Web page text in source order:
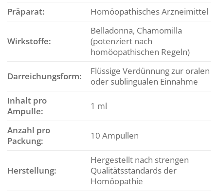
Präparat:
Homöopathisches Arzneimittel
Wirkstoffe:
Belladonna, Chamomilla
(potenziert nach
homöopathischen Regeln)
Darreichungsform:
Flüssige Verdünnung zur oralen
oder sublingualen Einnahme
Inhalt pro
Ampulle:
1 ml
Anzahl pro
Packung:
10 Ampullen
Herstellung:
Hergestellt nach strengen
Qualitätsstandards der
Homöopathie